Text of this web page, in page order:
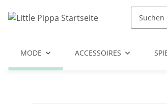
MODE ACCESSOIRES